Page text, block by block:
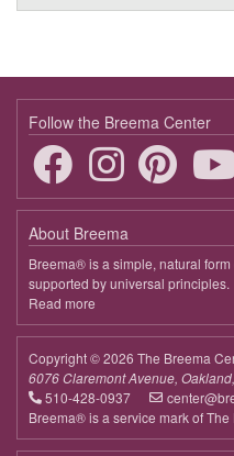
Follow the Breema Center
About Breema
Breema® is a simple, natural
supported by universal principles.
Read more
Breema
Copyright © 2026 The Breema
6076 Claremont Avenue,
510-428-0937
Breema® is a service mark of